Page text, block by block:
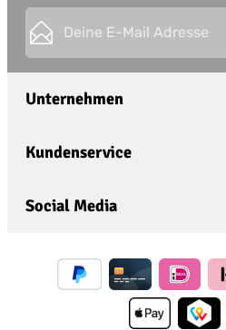
Datenschutz
Ich habe die
bin mit ihnen
Die mit einem Stern (*)
Unternehmen
Kundenservice
Social Media